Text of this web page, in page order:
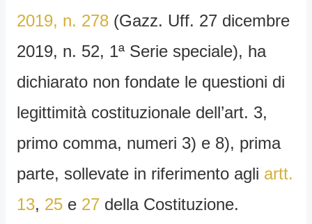
2019, n. 278(Gazz. Uff. 27 dicembre
2019, n. 52, 1ª Serie speciale), ha
dichiarato non fondate le questioni di
legittimità costituzionale dell’art. 3,
primo comma, numeri 3) e 8), prima
parte, sollevate in riferimento agli artt.
13, 25e 27della Costituzione.